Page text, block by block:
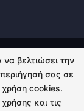
να βελτιώσει την
σας σε
χρήση cookies.
και τις